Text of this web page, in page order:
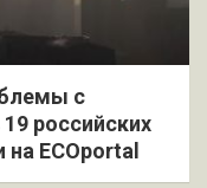
с
российских
ECOportal